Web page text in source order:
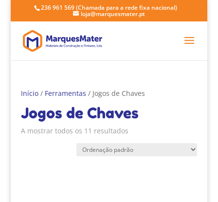
236 961 569(Chamada para a rede fixa nacional)
loja@marquesmater.pt
Início/ Ferramentas / Jogos de Chaves
Jogos de Chaves
A mostrar todos os 11 resultados